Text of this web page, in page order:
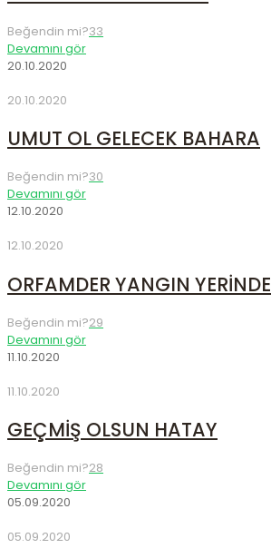
Beğendin mi?33
Devamını gör
20.10.2020
20.10.2020
UMUT OL GELECEK BAHARA
Beğendin mi?30
Devamını gör
12.10.2020
12.10.2020
ORFAMDER YANGIN YERİNDE
Beğendin mi?29
Devamını gör
11.10.2020
11.10.2020
GEÇMİŞ OLSUN HATAY
Beğendin mi?28
Devamını gör
05.09.2020
05.09.2020